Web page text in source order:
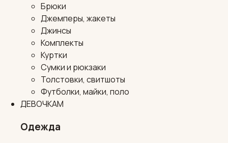
Брюки
Джемперы, жакеты
Джинсы
Комплекты
Куртки
Сумки и рюкзаки
Толстовки, свитшоты
Футболки, майки, поло
ДЕВОЧКАМ
Одежда